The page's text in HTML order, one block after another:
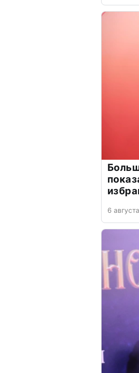
6 августа